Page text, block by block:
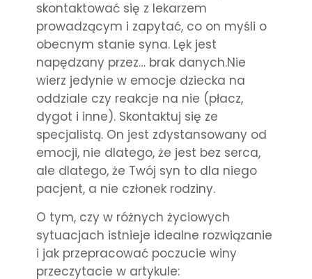
skontaktować się z lekarzem
prowadzącym i zapytać, co on myśli o
obecnym stanie syna. Lęk jest
napędzany przez… brak danych.Nie
wierz jedynie w emocje dziecka na
oddziale czy reakcje na nie (płacz,
dygot i inne). Skontaktuj się ze
specjalistą. On jest zdystansowany od
emocji, nie dlatego, że jest bez serca,
ale dlatego, że Twój syn to dla niego
pacjent, a nie członek rodziny.
O tym, czy w różnych życiowych
sytuacjach istnieje idealne rozwiązanie
i jak przepracować poczucie winy
przeczytacie w artykule: